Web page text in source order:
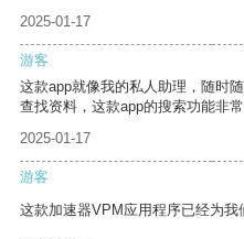
2025-01-17
游客
这款app就像我的私人助理，随时
查找资料，这款app的搜索功能非
2025-01-17
游客
这款加速器VPM应用程序已经为我